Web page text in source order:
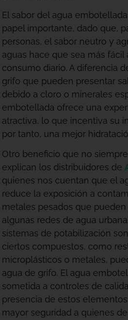
El sabor del agua
papel importante, dado que,
personas, el sabor neutro y
aguas hace que sea más fácil
consumo diario. A diferencia
grifo que pueden presentar
debido a cloro o minerales
embotellada ofrece una
atractiva, lo que incentiva su
por tanto, una mejor
Otro beneficio que no
explican los distribuidores de
quienes nos cuentan que el
reduce la exposición a
metales pesados que
algunas redes de agua
sistemas de potabilización
ciertos compuestos, como
microplásticos o metales,
agua de grifo. El agua
sometida a controles de
presencia de estos
mayor seguridad a quienes